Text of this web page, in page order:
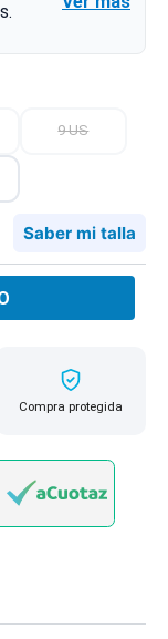
9 US
Saber mi talla
Compra protegida